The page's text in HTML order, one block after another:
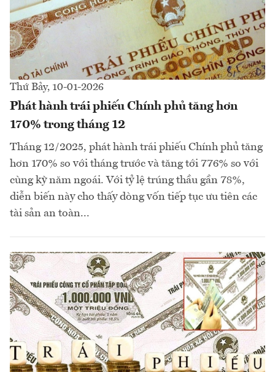
Thứ Bảy, 10-01-2026
Phát hành trái phiếu Chính phủ tăng hơn
170% trong tháng 12
Tháng 12/2025, phát hành trái phiếu Chính phủ tăng
hơn 170% so với tháng trước và tăng tới 776% so với
cùng kỳ năm ngoái. Với tỷ lệ trúng thầu gần 78%,
diễn biến này cho thấy dòng vốn tiếp tục ưu tiên các
tài sản an toàn...